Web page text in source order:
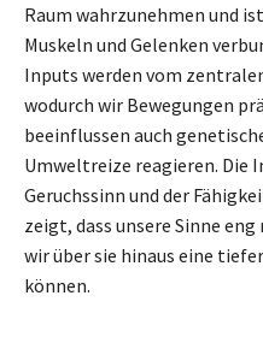
Raum wahrzunehmen und
Muskeln und Gelenken
Inputs werden vom
wodurch wir Bewegungen
beeinflussen auch
Umweltreize reagieren. Die
Geruchssinn und der
zeigt, dass unsere Sinne
wir über sie hinaus eine
können.